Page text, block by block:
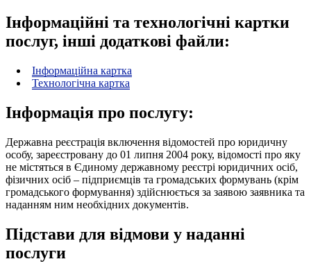
Інформаційні та технологічні картки
послуг, інші додаткові файли:
Інформаційна картка
Технологічна картка
Інформація про послугу:
Державна реєстрація включення відомостей про юридичну
особу, зареєстровану до 01 липня 2004 року, відомості про яку
не містяться в Єдиному державному реєстрі юридичних осіб,
фізичних осіб – підприємців та громадських формувань (крім
громадського формування) здійснюється за заявою заявника та
наданням ним необхідних документів.
Підстави для відмови у наданні
послуги